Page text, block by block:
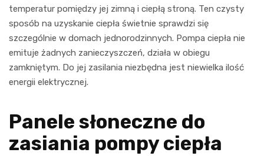
temperatur pomiędzy jej zimną i ciepłą stroną. Ten czysty
sposób na uzyskanie ciepła świetnie sprawdzi się
szczególnie w domach jednorodzinnych. Pompa ciepła nie
emituje żadnych zanieczyszczeń, działa w obiegu
zamkniętym. Do jej zasilania niezbędna jest niewielka ilość
energii elektrycznej.
Panele słoneczne do
zasiania pompy ciepła